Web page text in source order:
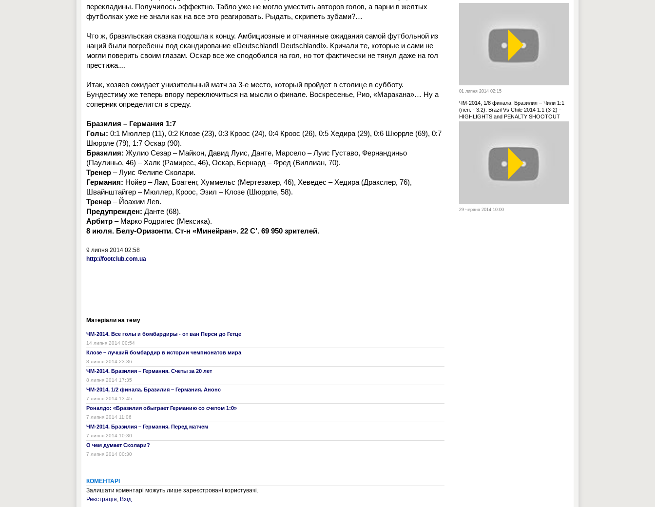
перекладины. Получилось эффектно. Табло уже не могло уместить авторов голов, а парни в желтых
футболках уже не знали как на все это реагировать. Рыдать, скрипеть зубами?…
Что ж, бразильская сказка подошла к концу. Амбициозные и отчаянные ожидания самой футбольной из
наций были погребены под скандирование «Deutschland! Deutschland!». Кричали те, которые и сами не
могли поверить своим глазам. Оскар все же сподобился на гол, но тот фактически не тянул даже на гол
престижа....
Итак, хозяев ожидает унизительный матч за 3-е место, который пройдет в столице в субботу.
Бундестиму же теперь впору переключиться на мысли о финале. Воскресенье, Рио, «Маракана»… Ну а
соперник определится в среду.
Бразилия – Германия 1:7
Голы: 0:1 Мюллер (11), 0:2 Клозе (23), 0:3 Кроос (24), 0:4 Кроос (26), 0:5 Хедира (29), 0:6 Шюррле (69), 0:7
Шюррле (79), 1:7 Оскар (90).
Бразилия: Жулио Сезар – Майкон, Давид Луис, Данте, Марсело – Луис Густаво, Фернандиньо
(Паулиньо, 46) – Халк (Рамирес, 46), Оскар, Бернард – Фред (Виллиан, 70).
Тренер – Луис Фелипе Сколари.
Германия: Нойер – Лам, Боатенг, Хуммельс (Мертезакер, 46), Хеведес – Хедира (Дракслер, 76),
Швайнштайгер – Мюллер, Кроос, Эзил – Клозе (Шюррле, 58).
Тренер – Йоахим Лев.
Предупрежден: Данте (68).
Арбитр – Марко Родригес (Мексика).
8 июля. Белу-Оризонти. Ст-н «Минейран». 22 C’. 69 950 зрителей.
9 липня 2014 02:58
http://footclub.com.ua
Матеріали на тему
ЧМ-2014. Все голы и бомбардиры - от ван Перси до Гетце
14 липня 2014 00:54
Клозе – лучший бомбардир в истории чемпионатов мира
8 липня 2014 23:36
ЧМ-2014. Бразилия – Германия. Счеты за 20 лет
8 липня 2014 17:35
ЧМ-2014, 1/2 финала. Бразилия – Германия. Анонс
7 липня 2014 13:45
Роналдо: «Бразилия обыграет Германию со счетом 1:0»
7 липня 2014 11:06
ЧМ-2014. Бразилия – Германия. Перед матчем
7 липня 2014 10:30
О чем думает Сколари?
7 липня 2014 00:30
КОМЕНТАРІ
Залишати коментарі можуть лише зареєстровані користувачі.
Реєстрація, Вхід
01 липня 2014 02:15
ЧМ-2014, 1/8 финала. Бразилия – Чили 1:1
(пен. - 3:2). Brazil Vs Chile 2014 1:1 (3-2) -
HIGHLIGHTS and PENALTY SHOOTOUT
29 червня 2014 10:00